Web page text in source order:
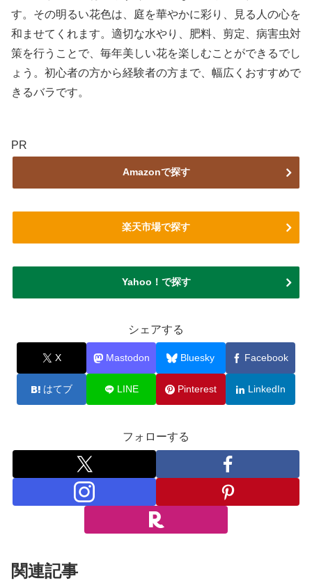
す。その明るい花色は、庭を華やかに彩り、見る人の心を
和ませてくれます。適切な水やり、肥料、剪定、病害虫対
策を行うことで、毎年美しい花を楽しむことができるでし
ょう。初心者の方から経験者の方まで、幅広くおすすめで
きるバラです。
PR
Amazonで探す
楽天市場で探す
Yahoo！で探す
シェアする
X Mastodon Bluesky Facebook
はてブ LINE Pinterest LinkedIn
フォローする
関連記事